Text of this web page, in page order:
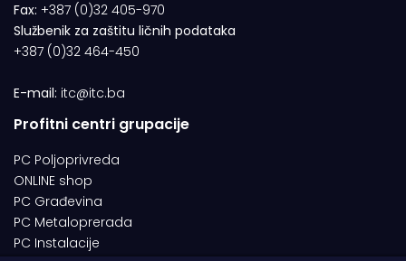
Fax: +387 (0)32 405-970
Službenik za zaštitu ličnih podataka
+387 (0)32 464-450
E-mail: itc@itc.ba
Profitni centri grupacije
PC Poljoprivreda
ONLINE shop
PC Građevina
PC Metaloprerada
PC Instalacije